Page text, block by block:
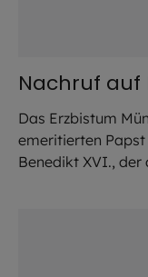
Nachruf auf
Das Erzbistum
emeritierten Papst
Benedikt XVI., der